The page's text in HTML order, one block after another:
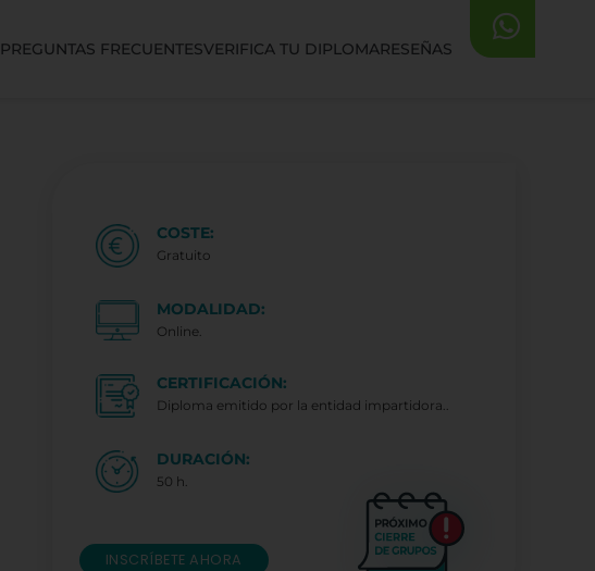
PREGUNTAS FRECUENTESVERIFICA TU DIPLOMARESEÑAS
COSTE:
Gratuito
MODALIDAD:
Online.
CERTIFICACIÓN:
Diploma emitido por la entidad impartidora..
DURACIÓN:
50 h.
INSCRÍBETE AHORA